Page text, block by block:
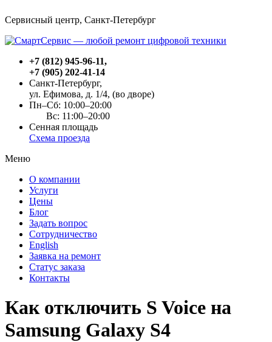
Сервисный центр, Cанкт-Петербург
+7 (812) 945-96-11,
+7 (905) 202-41-14
Санкт-Петербург,
ул. Ефимова, д. 1/4, (во дворе)
Пн–Сб: 10:00–20:00
Вс: 11:00–20:00
Сенная площадь
Схема проезда
Меню
О компании
Услуги
Цены
Блог
Задать вопрос
Сотрудничество
English
Заявка на ремонт
Статус заказа
Контакты
Как отключить S Voice на
Samsung Galaxy S4